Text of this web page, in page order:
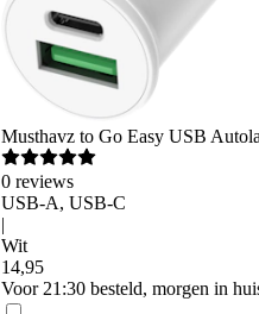
Musthavz to Go Easy USB
0 reviews
USB-A, USB-C
|
Wit
14,95
Voor 21:30 besteld, morgen in